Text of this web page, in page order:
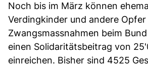
Noch bis im März können
Verdingkinder und andere
Zwangsmassnahmen beim
einen Solidaritätsbeitrag von
einreichen. Bisher sind 4525